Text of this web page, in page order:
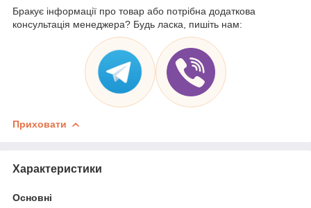
Бракує інформації про товар або потрібна додаткова
консультація менеджера? Будь ласка, пишіть нам:
Приховати
Характеристики
Основні